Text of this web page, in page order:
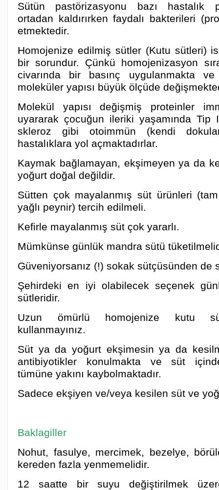
Sütün pastörizasyonu bazı hastalık
ortadan kaldırırken faydalı bakterileri
etmektedir.
Homojenize edilmiş sütler (Kutu sütleri)
bir sorundur. Çünkü homojenizasyon
civarında bir basınç uygulanmakta
moleküler yapısı büyük ölçüde
Molekül yapısı değişmiş proteinler
uyararak çocuğun ileriki yaşamında
skleroz gibi otoimmün (kendi
hastalıklara yol açmaktadırlar.
Kaymak bağlamayan, ekşimeyen ya da
yoğurt doğal değildir.
Sütten çok mayalanmış süt ürünleri
yağlı peynir) tercih edilmeli.
Kefirle mayalanmış süt çok yararlı.
Mümkünse günlük mandra sütü
Güveniyorsanız (!) sokak sütçüsünden de
Şehirdeki en iyi olabilecek seçenek
sütleridir.
Uzun ömürlü homojenize kutu
kullanmayınız.
Süt ya da yoğurt ekşimesin ya da
antibiyotikler konulmakta ve süt
tümüne yakını kaybolmaktadır.
Sadece ekşiyen ve/veya kesilen süt ve
Baklagiller
Nohut, fasulye, mercimek, bezelye,
kereden fazla yenmemelidir.
12 saatte bir suyu değiştirilmek